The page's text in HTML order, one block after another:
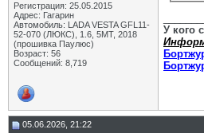
Регистрация: 25.05.2015
Адрес: Гагарин
Автомобиль: LADA VESTA GFL11-
52-070 (ЛЮКС), 1.6, 5МТ, 2018
(прошивка Паулюс)
Возраст: 56
Сообщений: 8,719
У кого
05.06.2026, 21:22